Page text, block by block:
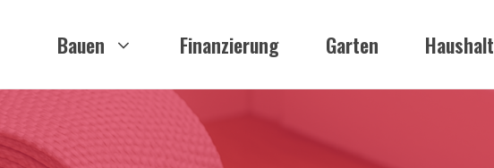
Bauen Finanzierung Garten Haushalt